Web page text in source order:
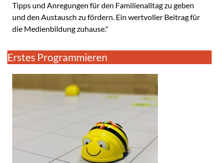
Tipps und Anregungen für den Familienalltag zu geben
und den Austausch zu fördern. Ein wertvoller Beitrag für
die Medienbildung zuhause."
Erstes Programmieren